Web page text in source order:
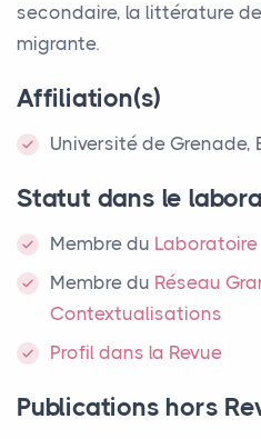
secondaire, la littérature
migrante.
Affiliation(s)
Université de Grenade,
Statut dans le
Membre du Laboratoire
Membre du Réseau
Contextualisations
Profil dans la Revue
Publications hors